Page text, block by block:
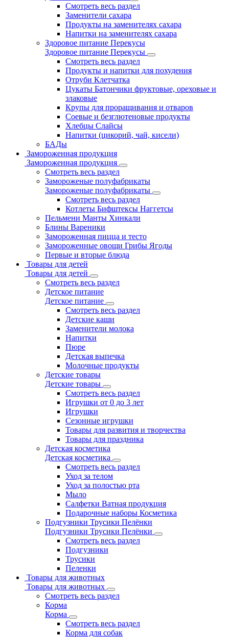
Смотреть весь раздел
Заменители сахара
Продукты на заменителях сахара
Напитки на заменителях сахара
Здоровое питание Перекусы
Здоровое питание Перекусы
Смотреть весь раздел
Продукты и напитки для похудения
Отруби Клетчатка
Цукаты Батончики фруктовые, ореховые и
злаковые
Крупы для проращивания и отваров
Соевые и безглютеновые продукты
Хлебцы Слайсы
Напитки (цикорий, чай, кисели)
БАДы
Замороженная продукция
Замороженная продукция
Смотреть весь раздел
Замороженые полуфабрикаты
Замороженые полуфабрикаты
Смотреть весь раздел
Котлеты Бифштексы Наггетсы
Пельмени Манты Хинкали
Блины Вареники
Замороженная пицца и тесто
Замороженные овощи Грибы Ягоды
Первые и вторые блюда
Товары для детей
Товары для детей
Смотреть весь раздел
Детское питание
Детское питание
Смотреть весь раздел
Детские каши
Заменители молока
Напитки
Пюре
Детская выпечка
Молочные продукты
Детские товары
Детские товары
Смотреть весь раздел
Игрушки от 0 до 3 лет
Игрушки
Сезонные игрушки
Товары для развития и творчества
Товары для праздника
Детская косметика
Детская косметика
Смотреть весь раздел
Уход за телом
Уход за полостью рта
Мыло
Салфетки Ватная продукция
Подарочные наборы Косметика
Подгузники Трусики Пелёнки
Подгузники Трусики Пелёнки
Смотреть весь раздел
Подгузники
Трусики
Пеленки
Товары для животных
Товары для животных
Смотреть весь раздел
Корма
Корма
Смотреть весь раздел
Корма для собак